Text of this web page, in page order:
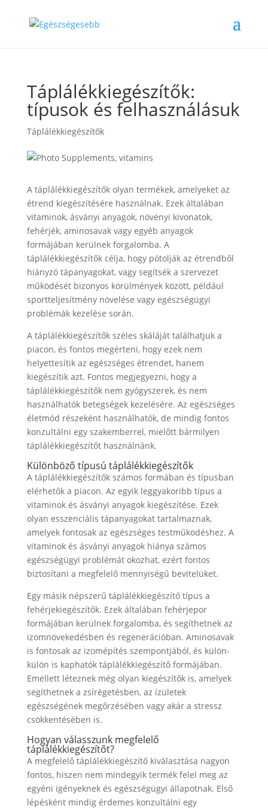
Táplálékkiegészítők:
típusok és felhasználásuk
Táplálékkiegészítők
A táplálékkiegészítők olyan termékek, amelyeket az
étrend kiegészítésére használnak. Ezek általában
vitaminok, ásványi anyagok, növényi kivonatok,
fehérjék, aminosavak vagy egyéb anyagok
formájában kerülnek forgalomba. A
táplálékkiegészítők célja, hogy pótolják az étrendből
hiányzó tápanyagokat, vagy segítsék a szervezet
működését bizonyos körülmények között, például
sportteljesítmény növelése vagy egészségügyi
problémák kezelése során.
A táplálékkiegészítők széles skáláját találhatjuk a
piacon, és fontos megérteni, hogy ezek nem
helyettesítik az egészséges étrendet, hanem
kiegészítik azt. Fontos megjegyezni, hogy a
táplálékkiegészítők nem gyógyszerek, és nem
használhatók betegségek kezelésére. Az egészséges
életmód részeként használhatók, de mindig fontos
konzultálni egy szakemberrel, mielőtt bármilyen
táplálékkiegészítőt használnánk.
Különböző típusú táplálékkiegészítők
A táplálékkiegészítők számos formában és típusban
elérhetők a piacon. Az egyik leggyakoribb típus a
vitaminok és ásványi anyagok kiegészítése. Ezek
olyan esszenciális tápanyagokat tartalmaznak,
amelyek fontosak az egészséges testműködéshez. A
vitaminok és ásványi anyagok hiánya számos
egészségügyi problémát okozhat, ezért fontos
biztosítani a megfelelő mennyiségű bevitelüket.
Egy másik népszerű táplálékkiegészítő típus a
fehérjekiegészítők. Ezek általában fehérjepor
formájában kerülnek forgalomba, és segíthetnek az
izomnövekedésben és regenerációban. Aminosavak
is fontosak az izomépítés szempontjából, és külön-
külön is kaphatók táplálékkiegészítő formájában.
Emellett léteznek még olyan kiegészítők is, amelyek
segíthetnek a zsírégetésben, az ízületek
egészségének megőrzésében vagy akár a stressz
csökkentésében is.
Hogyan válasszunk megfelelő
táplálékkiegészítőt?
A megfelelő táplálékkiegészítő kiválasztása nagyon
fontos, hiszen nem mindegyik termék felel meg az
egyéni igényeknek és egészségügyi állapotnak. Első
lépésként mindig érdemes konzultálni egy